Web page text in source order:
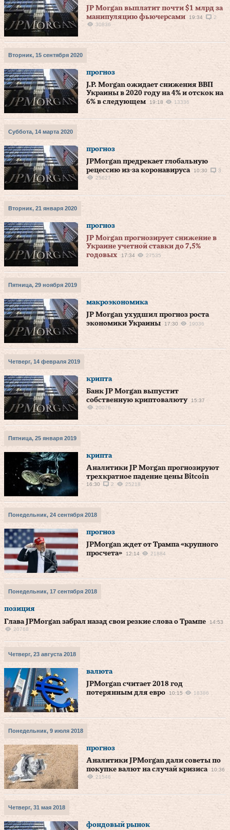
JP Morgan выплатит почти $1 млрд за
манипуляцию фьючерсами
19:34
2
30836
Вторник, 15 сентября 2020
прогноз
J.P. Morgan ожидает снижения ВВП
Украины в 2020 году на 4% и отскок на
6% в следующем
19:18 13336
Суббота, 14 марта 2020
прогноз
JPMorgan предрекает глобальную
рецессию из-за коронавируса
10:30
3
25627
Вторник, 21 января 2020
прогноз
JP Morgan прогнозирует снижение в
Украине учетной ставки до 7,5%
годовых
17:34 27535
Пятница, 29 ноября 2019
макроэкономика
JP Morgan ухудшил прогноз роста
экономики Украины
17:30 19036
Четверг, 14 февраля 2019
крипта
Банк JP Morgan выпустит
собственную криптовалюту
15:37
20076
Пятница, 25 января 2019
крипта
Аналитики JP Morgan прогнозируют
трехкратное падение цены Bitcoin
16:30 2 25218
Понедельник, 24 сентября 2018
прогноз
JPMorgan ждет от Трампа «крупного
просчета»
12:14 21884
Понедельник, 17 сентября 2018
позиция
Глава JPMorgan забрал назад свои резкие слова о Трампе
14:53
20768
Четверг, 23 августа 2018
валюта
JPMorgan считает 2018 год
потерянным для евро
10:15 18386
Понедельник, 9 июля 2018
прогноз
Аналитики JPMorgan дали советы по
покупке валют на случай кризиса
10:36
21546
Четверг, 31 мая 2018
фондовый рынок